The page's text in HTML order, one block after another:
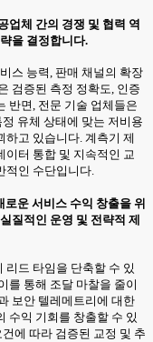
업체 간의 경쟁 및 협력 역
을 결정합니다.
스 능력, 판매 채널의 확장
검증된 측정 정확도, 인증
반면, 전문 기술 업체들은
유체 상태에 맞는 저비용
하고 있습니다. 계측기 제
이터 통합 및 지속적인 교
적인 수단입니다.
로운 서비스 수익 창출을 위
질적인 운영 및 전략적 제
드 타임을 단축할 수 있
를 통해 조달 마찰을 줄이
보안 텔레메트리에 대한
수익 기회를 창출할 수 있
에 따라 검증된 교정 및 추